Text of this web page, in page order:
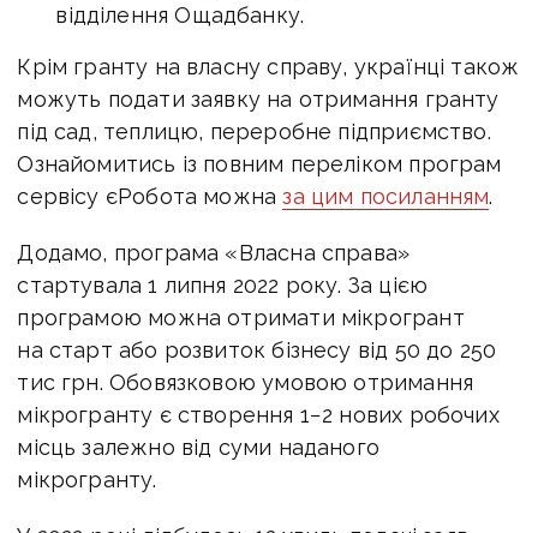
відділення Ощадбанку.
Крім гранту на власну справу, українці також
можуть подати заявку на отримання гранту
під сад, теплицю, переробне підприємство.
Ознайомитись із повним переліком програм
сервісу єРобота можназа цим посиланням.
Додамо, програма «Власна справа»
стартувала 1 липня 2022 року. За цією
програмою можна отримати мікрогрант
на старт або розвиток бізнесу від 50 до 250
тис грн. Обовязковою умовою отримання
мікрогранту є створення 1−2 нових робочих
місць залежно від суми наданого
мікрогранту.